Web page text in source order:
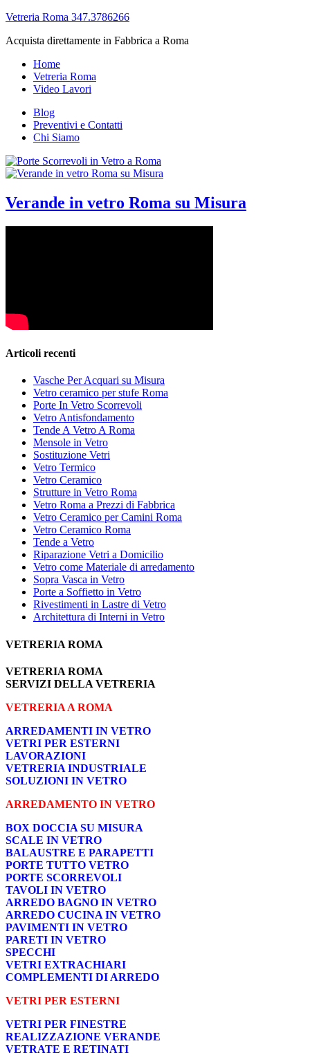
Vetreria Roma 347.3786266
Acquista direttamente in Fabbrica a Roma
Home
Vetreria Roma
Video Lavori
Blog
Preventivi e Contatti
Chi Siamo
Verande in vetro Roma su Misura
Articoli recenti
Vasche Per Acquari su Misura
Vetro ceramico per stufe Roma
Porte In Vetro Scorrevoli
Vetro Antisfondamento
Tende A Vetro A Roma
Mensole in Vetro
Sostituzione Vetri
Vetro Termico
Vetro Ceramico
Strutture in Vetro Roma
Vetro Roma a Prezzi di Fabbrica
Vetro Ceramico per Camini Roma
Vetro Ceramico Roma
Tende a Vetro
Riparazione Vetri a Domicilio
Vetro come Materiale di arredamento
Sopra Vasca in Vetro
Porte a Soffietto in Vetro
Rivestimenti in Lastre di Vetro
Architettura di Interni in Vetro
VETRERIA ROMA
VETRERIA ROMA
SERVIZI DELLA VETRERIA
VETRERIA A ROMA
ARREDAMENTI IN VETRO
VETRI PER ESTERNI
LAVORAZIONI
VETRERIA INDUSTRIALE
SOLUZIONI IN VETRO
ARREDAMENTO IN VETRO
BOX DOCCIA SU MISURA
SCALE IN VETRO
BALAUSTRE E PARAPETTI
PORTE TUTTO VETRO
PORTE SCORREVOLI
TAVOLI IN VETRO
ARREDO BAGNO IN VETRO
ARREDO CUCINA IN VETRO
PAVIMENTI IN VETRO
PARETI IN VETRO
SPECCHI
VETRI EXTRACHIARI
COMPLEMENTI DI ARREDO
VETRI PER ESTERNI
VETRI PER FINESTRE
REALIZZAZIONE VERANDE
VETRATE E RETINATI